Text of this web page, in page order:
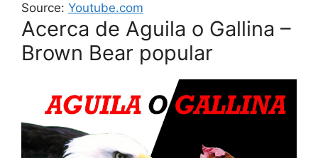
Source: Youtube.com
Acerca de Aguila o Gallina –
Brown Bear popular